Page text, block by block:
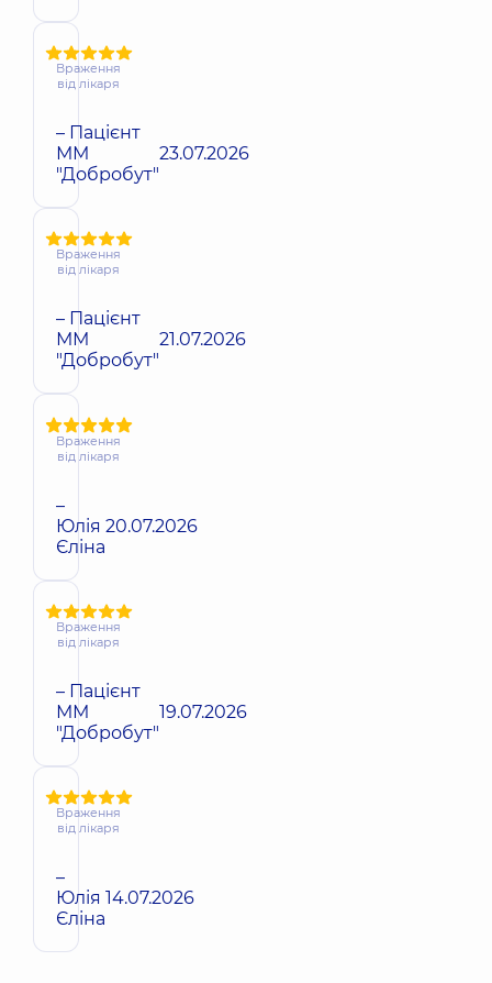
Враження
від лікаря
– Пацієнт
ММ
"Добробут"
23.07.2026
Враження
від лікаря
– Пацієнт
ММ
"Добробут"
21.07.2026
Враження
від лікаря
–
Юлія
Єліна
20.07.2026
Враження
від лікаря
– Пацієнт
ММ
"Добробут"
19.07.2026
Враження
від лікаря
–
Юлія
Єліна
14.07.2026